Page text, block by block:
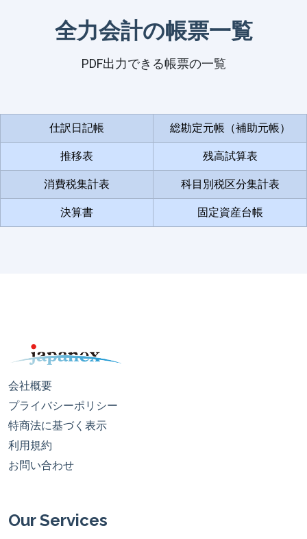
全力会計の帳票一覧
PDF出力できる帳票の一覧
仕訳日記帳 総勘定元帳（補助元帳）
推移表 残高試算表
消費税集計表 科目別税区分集計表
決算書 固定資産台帳
会社概要
プライバシーポリシー
特商法に基づく表示
利用規約
お問い合わせ
Our Services